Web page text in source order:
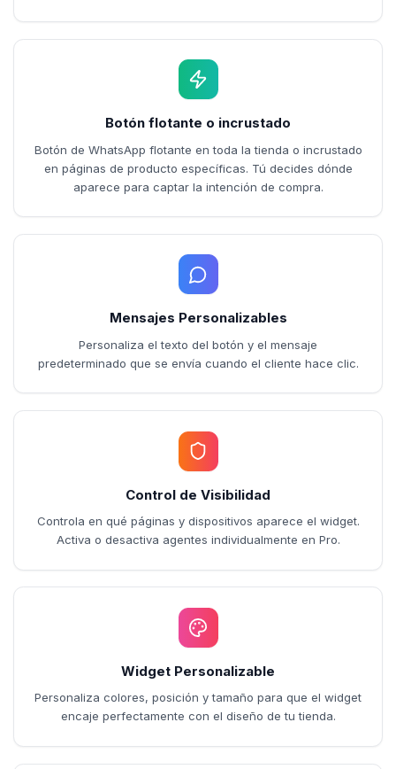
Botón flotante o incrustado
Botón de WhatsApp flotante en toda la tienda o incrustado
en páginas de producto específicas. Tú decides dónde
aparece para captar la intención de compra.
Mensajes Personalizables
Personaliza el texto del botón y el mensaje
predeterminado que se envía cuando el cliente hace clic.
Control de Visibilidad
Controla en qué páginas y dispositivos aparece el widget.
Activa o desactiva agentes individualmente en Pro.
Widget Personalizable
Personaliza colores, posición y tamaño para que el widget
encaje perfectamente con el diseño de tu tienda.